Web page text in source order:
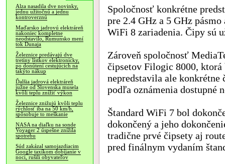
Alza nasadila dve novinky,
jednu užitočnú a jednu
kontroverznú
Maďarsko jadrovú elektráreň
nakoniec kompletne
neodstavilo, Rumunsko mení
tok Dunaja
Železnice predávajú dve
tretiny lístkov elektronicky,
po donútení cestujúcich na
takýto nákup
Ďalšia jadrová elektráreň
južne od Slovenska musela
kvôli teplu znížiť výkon
Železnice znižujú kvôli teplu
rýchlosť iba na 50 km/h,
spôsobuje to meškanie
NASA na diaľku na sonde
Voyager 2 úspešne znížila
spotrebu
Súd zakázal samojazdiacim
Google taxíkom dobíjanie v
noci, rušili obyvateľov
Spoločnosť konkrétne
pre 2.4 GHz a 5 GHz
WiFi 8 zariadenia. Čipy sú
Zároveň spoločnosť
čipsetov Filogic 8000,
nepredstavila ale
podľa oznámenia dostupné
Štandard WiFi 7 bol
dokončený a jeho
tradične prvé čipsety aj
pred finálnym vydaním